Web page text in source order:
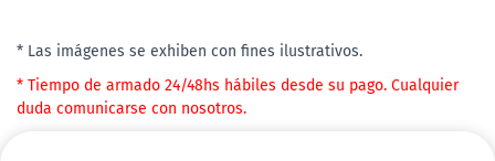
* Las imágenes se exhiben con fines ilustrativos.
* Tiempo de armado 24/48hs hábiles desde su pago. Cualquier
duda comunicarse con nosotros.